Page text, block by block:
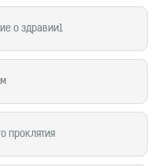
о здравии1
проклятия